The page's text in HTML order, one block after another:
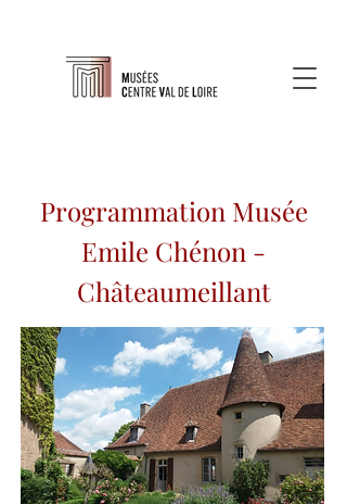
Programmation Musée
Emile Chénon -
Châteaumeillant